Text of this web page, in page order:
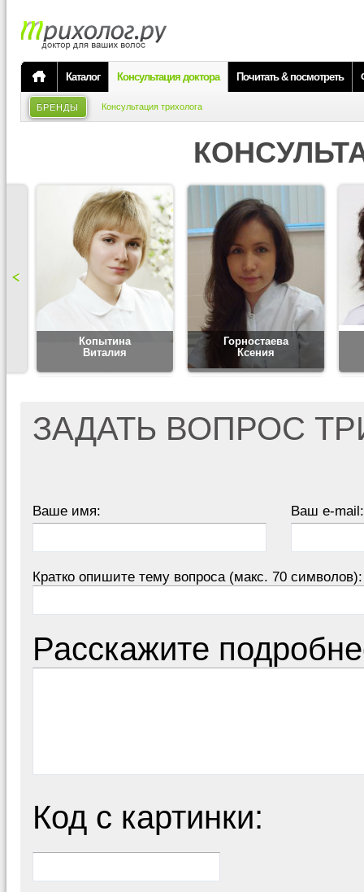
Каталог Консультация доктора Почитать & посмотреть
БРЕНДЫ Консультация трихолога
Копытина
Виталия
Горностаева
Ксения
ЗАДАТЬ ВОПРОС
Ваше имя: Ваш e-mail:
Кратко опишите тему вопроса (макс. 70 символов):
Расскажите
Код с картинки: